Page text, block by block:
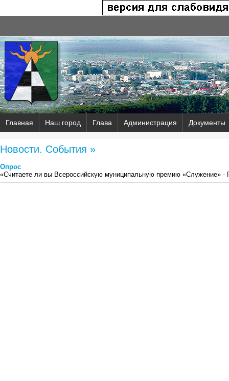
Главная Наш город Глава Администрация Документы
Новости. События »
Опрос
«Считаете ли вы Всероссийскую муниципальную премию «Служение»